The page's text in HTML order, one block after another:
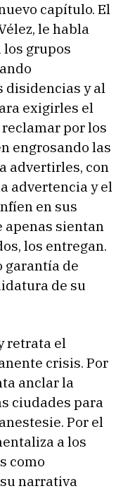
capítulo. El
le habla
grupos
disidencias y al
exigirles el
por los
engrosando las
advertirles, con
advertencia y el
en sus
apenas sientan
los entregan.
garantía de
de su
retrata el
crisis. Por
anclar la
ciudades para
Por el
a los
como
narrativa